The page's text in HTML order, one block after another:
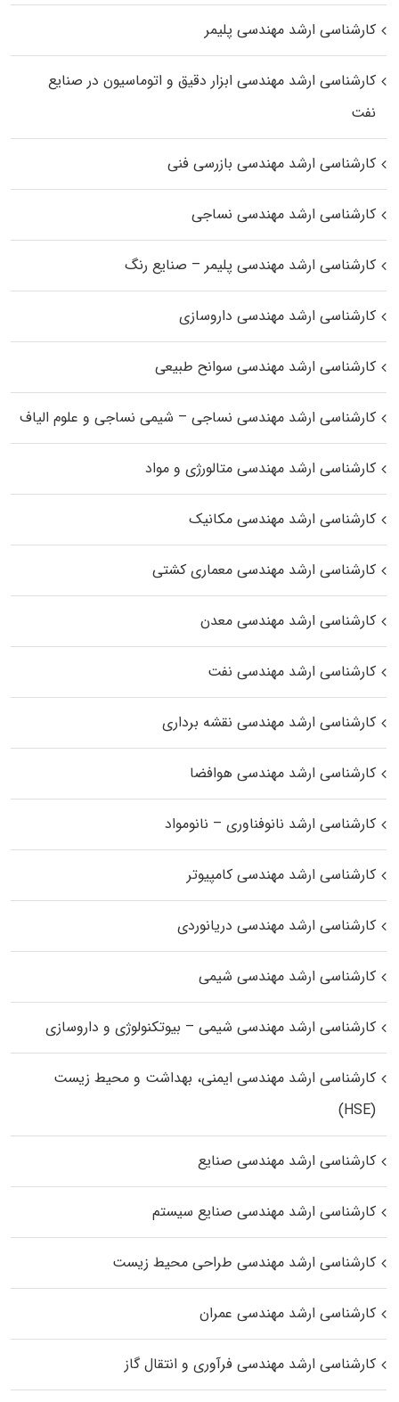
کارشناسی ارشد مهندسی پلیمر
کارشناسی ارشد مهندسی ابزار دقیق و اتوماسیون در صنایع
نفت
کارشناسی ارشد مهندسی بازرسی فنی
کارشناسی ارشد مهندسی نساجی
کارشناسی ارشد مهندسی پلیمر – صنایع رنگ
کارشناسی ارشد مهندسی داروسازی
کارشناسی ارشد مهندسی سوانح طبیعی
کارشناسی ارشد مهندسی نساجی – شیمی نساجی و علوم الیاف
کارشناسی ارشد مهندسی متالورژی و مواد
کارشناسی ارشد مهندسی مکانیک
کارشناسی ارشد مهندسی معماری کشتی
کارشناسی ارشد مهندسی معدن
کارشناسی ارشد مهندسی نفت
کارشناسی ارشد مهندسی نقشه برداری
کارشناسی ارشد مهندسی هوافضا
کارشناسی ارشد نانوفناوری – نانومواد
کارشناسی ارشد مهندسی کامپیوتر
کارشناسی ارشد مهندسی دریانوردی
کارشناسی ارشد مهندسی شیمی
کارشناسی ارشد مهندسی شیمی – بیوتکنولوژی و داروسازی
کارشناسی ارشد مهندسی ایمنی، بهداشت و محیط زیست
(HSE)
کارشناسی ارشد مهندسی صنایع
کارشناسی ارشد مهندسی صنایع سیستم
کارشناسی ارشد مهندسی طراحی محیط زیست
کارشناسی ارشد مهندسی عمران
کارشناسی ارشد مهندسی فرآوری و انتقال گاز